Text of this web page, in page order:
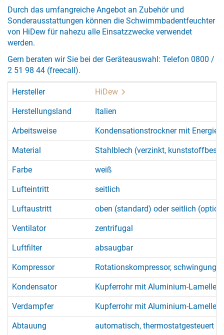
Durch das umfangreiche Angebot an Zubehör und
Sonderausstattungen können die Schwimmbadentfeuchter
von HiDew für nahezu alle Einsatzzwecke verwendet
werden.
Gern beraten wir Sie bei der Geräteauswahl: Telefon 0800 /
2 51 98 44 (freecall).
Hersteller HiDew
Herstellungsland Italien
Arbeitsweise Kondensationstrockner mit
Material Stahlblech (verzinkt,
Farbe weiß
Lufteintritt seitlich
Luftaustritt oben (standard) oder seitlich
Ventilator zentrifugal
Luftfilter absaugbar
Kompressor Rotationskompressor,
Kondensator Kupferrohr mit Aluminium-
Verdampfer Kupferrohr mit Aluminium-
Abtauung automatisch, thermostatgesteuert